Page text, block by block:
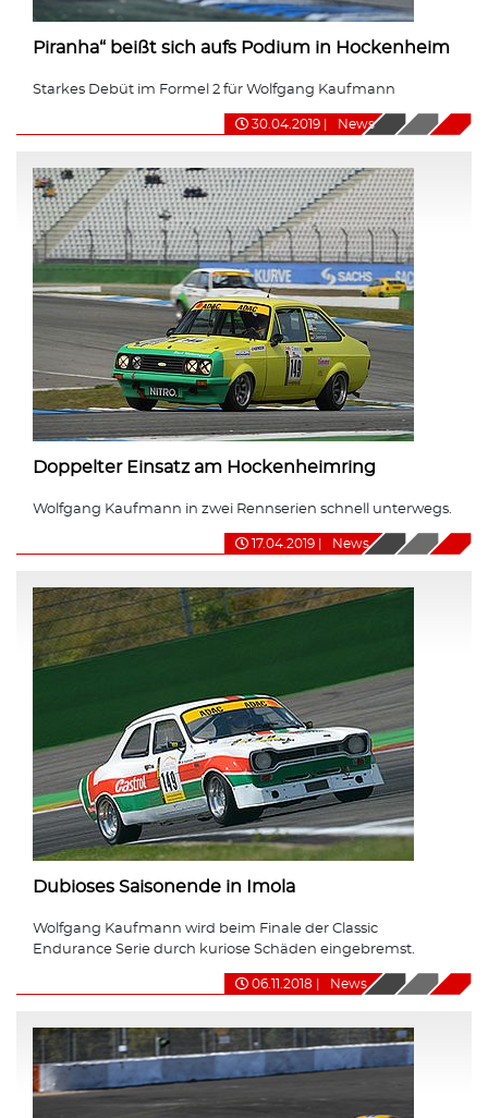
Piranha“ beißt sich aufs Podium in Hockenheim
Starkes Debüt im Formel 2 für Wolfgang Kaufmann
30.04.2019 News
Doppelter Einsatz am Hockenheimring
Wolfgang Kaufmann in zwei Rennserien schnell unterwegs.
17.04.2019 News
Dubioses Saisonende in Imola
Wolfgang Kaufmann wird beim Finale der Classic
Endurance Serie durch kuriose Schäden eingebremst.
06.11.2018 News